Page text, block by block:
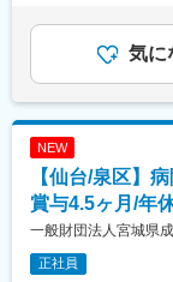
った場合に
て勤務可能で
・医薬品、医
合力を強み
意識し、安心
大の目標とし
ズに沿ったご
ど）
・各種学会へ
です。
＜担当エリア
東北6県をチ
給与補足＞※
含めた理論
により算定さ
を考慮して決
であり、選考
気に
NEW
【仙台/泉区】
賞与4.5ヶ月/年
一般財団法人宮城県
正社員